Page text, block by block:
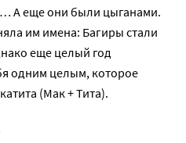
А еще они были цыганами.
им имена: Багиры стали
еще целый год
одним целым, которое
(Мак + Тита).